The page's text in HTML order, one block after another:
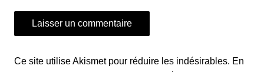
Ce site utilise Akismet pour réduire les indésirables. En